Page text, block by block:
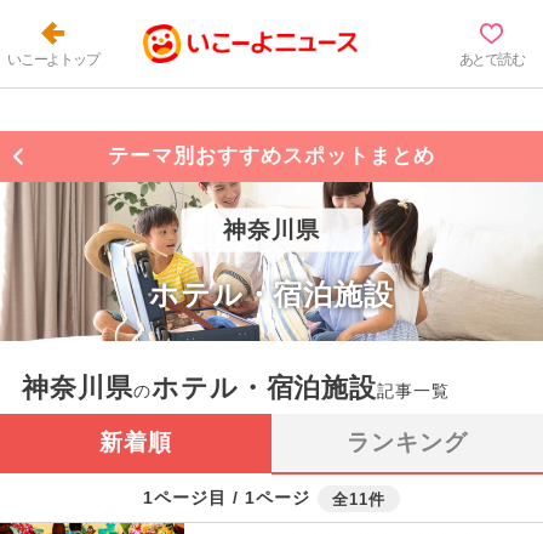
いこーよトップ あとで読む
テーマ別おすすめスポットまとめ
神奈川県
ホテル・宿泊施設
神奈川県のホテル・宿泊施設記事一覧
新着順 ランキング
1ページ目 / 1ページ 全11件